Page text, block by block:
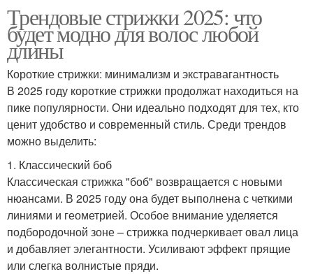
Трендовые стрижки 2025: что
будет модно для волос любой
длины
Короткие стрижки: минимализм и экстравагантность
В 2025 году короткие стрижки продолжат находиться на
пике популярности. Они идеально подходят для тех, кто
ценит удобство и современный стиль. Среди трендов
можно выделить:
1. Классический боб
Классическая стрижка "боб" возвращается с новыми
нюансами. В 2025 году она будет выполнена с четкими
линиями и геометрией. Особое внимание уделяется
подбородочной зоне – стрижка подчеркивает овал лица
и добавляет элегантности. Усиливают эффект прящие
или слегка волнистые пряди.